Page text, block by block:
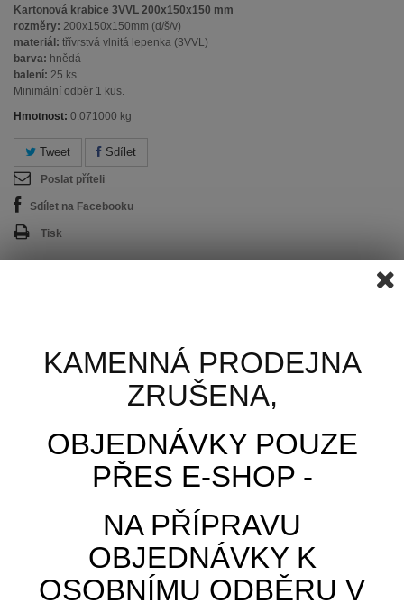
Kartonová krabice 3VVL 200x150x150 mm
rozměry: 200x150x150mm (d/š/v)
materiál: třívrstvá vlnitá lepenka (3VVL)
barva: hnědá
balení: 25 ks
Minimální odběr 1 kus.
Hmotnost: 0.071000 kg
Tweet Sdílet
Poslat příteli
Sdílet na Facebooku
Tisk
6,17 Kčs DPH
VÍCE INFORMACÍ
KAMENNÁ PRODEJNA
ZRUŠENA,
OBJEDNÁVKY POUZE
PŘES E-SHOP -
NA PŘÍPRAVU
OBJEDNÁVKY K
OSOBNÍMU ODBĚRU V